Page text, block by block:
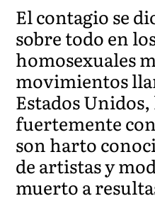
El contagio se
sobre todo en
homosexuales
movimientos
Estados
fuertemente
son harto
de artistas y
muerto a